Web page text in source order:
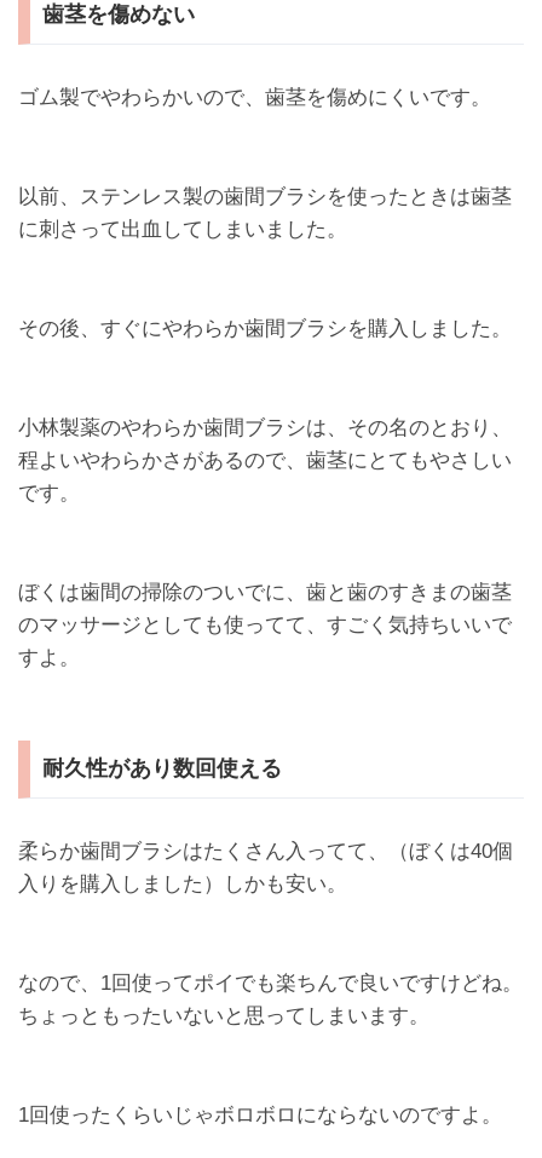
歯茎を傷めない
ゴム製でやわらかいので、歯茎を傷めにくいです。
以前、ステンレス製の歯間ブラシを使ったときは歯茎
に刺さって出血してしまいました。
その後、すぐにやわらか歯間ブラシを購入しました。
小林製薬のやわらか歯間ブラシは、その名のとおり、
程よいやわらかさがあるので、歯茎にとてもやさしい
です。
ぼくは歯間の掃除のついでに、歯と歯のすきまの歯茎
のマッサージとしても使ってて、すごく気持ちいいで
すよ。
耐久性があり数回使える
柔らか歯間ブラシはたくさん入ってて、（ぼくは40個
入りを購入しました）しかも安い。
なので、1回使ってポイでも楽ちんで良いですけどね。
ちょっともったいないと思ってしまいます。
1回使ったくらいじゃボロボロにならないのですよ。